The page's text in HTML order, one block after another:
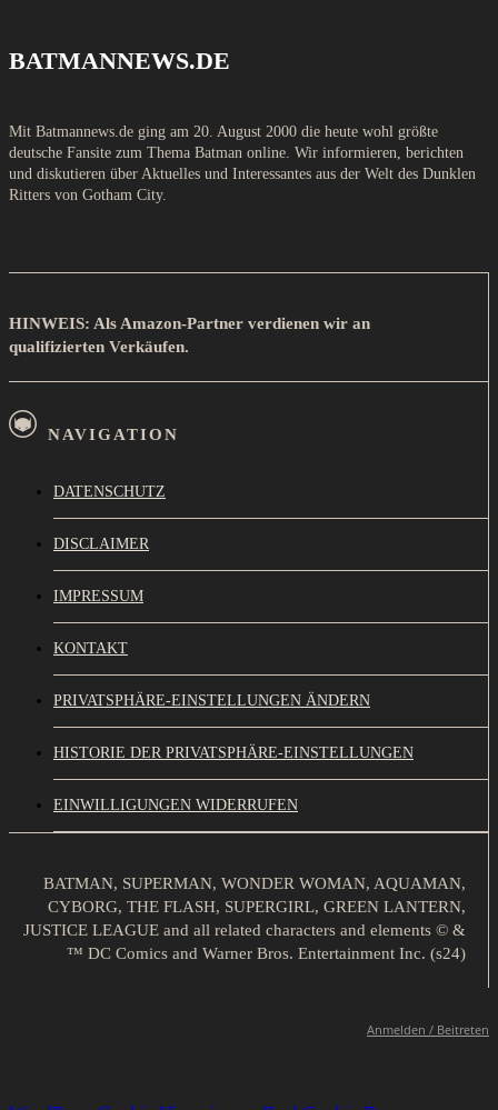
BATMANNEWS.DE
Mit Batmannews.de ging am 20. August 2000 die heute wohl größte
deutsche Fansite zum Thema Batman online. Wir informieren, berichten
und diskutieren über Aktuelles und Interessantes aus der Welt des Dunklen
Ritters von Gotham City.
HINWEIS: Als Amazon-Partner verdienen wir an
qualifizierten Verkäufen.
NAVIGATION
DATENSCHUTZ
DISCLAIMER
IMPRESSUM
KONTAKT
PRIVATSPHÄRE-EINSTELLUNGEN ÄNDERN
HISTORIE DER PRIVATSPHÄRE-EINSTELLUNGEN
EINWILLIGUNGEN WIDERRUFEN
BATMAN, SUPERMAN, WONDER WOMAN, AQUAMAN,
CYBORG, THE FLASH, SUPERGIRL, GREEN LANTERN,
JUSTICE LEAGUE and all related characters and elements © &
™ DC Comics and Warner Bros. Entertainment Inc. (s24)
Anmelden / Beitreten